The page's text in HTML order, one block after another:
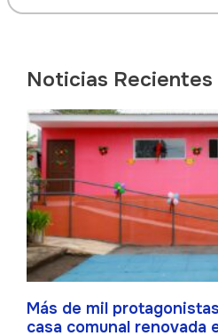
Noticias Recientes
Más de mil
casa comunal renovada